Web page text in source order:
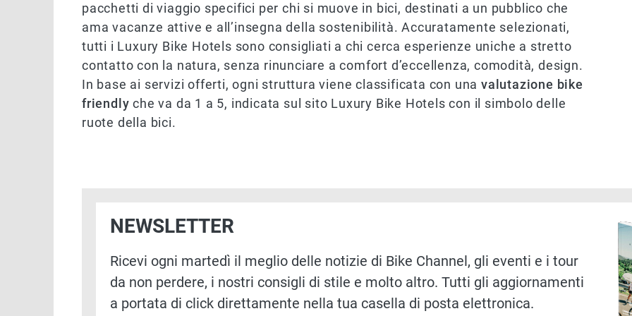
pacchetti di viaggio specifici per chi si muove in bici, destinati a un pubblico che
ama vacanze attive e all’insegna della sostenibilità. Accuratamente selezionati,
tutti i Luxury Bike Hotels sono consigliati a chi cerca esperienze uniche a stretto
contatto con la natura, senza rinunciare a comfort d’eccellenza, comodità, design.
In base ai servizi offerti, ogni struttura viene classificata con una valutazione bike
friendlyche va da 1 a 5, indicata sul sito Luxury Bike Hotels con il simbolo delle
ruote della bici.
NEWSLETTER
Ricevi ogni martedì il meglio delle notizie di Bike Channel, gli eventi e i tour
da non perdere, i nostri consigli di stile e molto altro. Tutti gli aggiornamenti
a portata di click direttamente nella tua casella di posta elettronica.